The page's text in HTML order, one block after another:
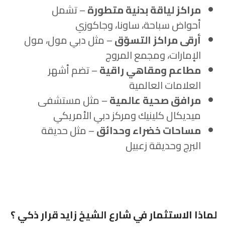
مراكز لياقة بدنية متطورة– تشمل
أحواض سباحة، ساونا، وجاكوزي
أرقى مراكز التسوّق– مثل دبي مول، مول
الإمارات، ومجمع المروج
مطاعم ومقاهي راقية– تضم أشهر
العلامات العالمية
مرافق صحية عالمية– مثل مستشفى
ميديكال كلينيك ومركز دبي الأمريكي
مساحات خضراء وحدائق– مثل حديقة
البرج وحديقة زعبيل
لماذا الاستثمار في شارع الشيخ زايد قرار ذكي ؟